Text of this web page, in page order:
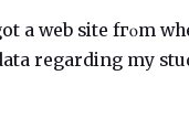
a web site fгⲟm
regarding my